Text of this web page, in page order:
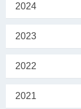
2024
2023
2022
2021